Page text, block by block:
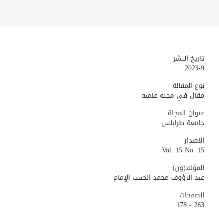
تاريخ النشر
2023-9
نوع المقالة
مقال في مجلة علمية
عنوان المجلة
جامعة طرابلس
الاصدار
Vol. 15 No. 15
المؤلفـ(ون)
عبد الرؤوف محمد الحبيب الإمام
الصفحات
263 - 178